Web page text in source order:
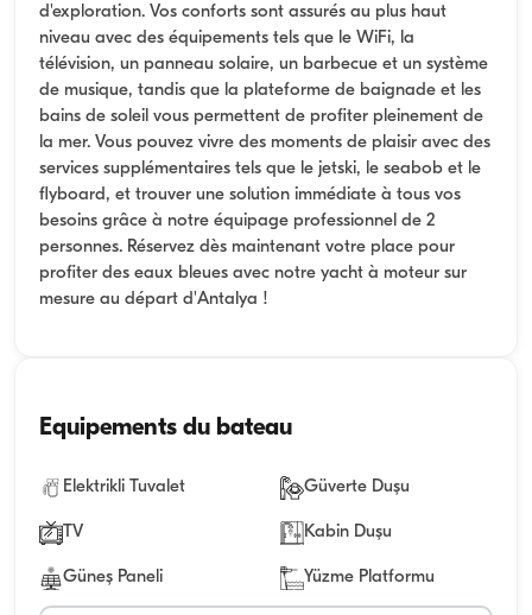
d'exploration. Vos conforts sont assurés au plus haut
niveau avec des équipements tels que le WiFi, la
télévision, un panneau solaire, un barbecue et un système
de musique, tandis que la plateforme de baignade et les
bains de soleil vous permettent de profiter pleinement de
la mer. Vous pouvez vivre des moments de plaisir avec des
services supplémentaires tels que le jetski, le seabob et le
flyboard, et trouver une solution immédiate à tous vos
besoins grâce à notre équipage professionnel de 2
personnes. Réservez dès maintenant votre place pour
profiter des eaux bleues avec notre yacht à moteur sur
mesure au départ d'Antalya !
Equipements du bateau
Elektrikli Tuvalet Güverte Duşu
TV Kabin Duşu
Güneş Paneli Yüzme Platformu